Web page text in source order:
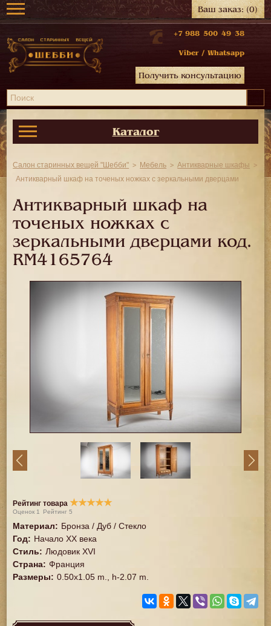
Ваш заказ:(0)
+7 988 500 49 38
Viber / Whatsapp
Получить консультацию
Каталог
Салон старинных вещей "Шебби" Мебель
Антикварные шкафы
Антикварный шкаф на точеных ножках с зеркальными дверцами
Антикварный шкаф на
точеных ножках с
зеркальными дверцами код.
RM4165764
Рейтинг товара ★★★★★
Оценок 1 Рейтинг5
Материал: Бронза / Дуб / Стекло
Год: Начало XX века
Стиль: Людовик XVI
Страна: Франция
Размеры: 0.50x1.05 m., h-2.07 m.